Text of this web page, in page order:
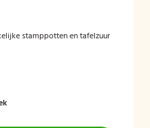
stamppotten en tafelzuur